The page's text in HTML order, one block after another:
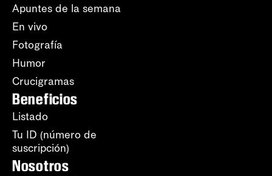
Apuntes de la semana
En vivo
Fotografía
Humor
Crucigramas
Beneficios
Listado
Tu ID (número de
suscripción)
Nosotros